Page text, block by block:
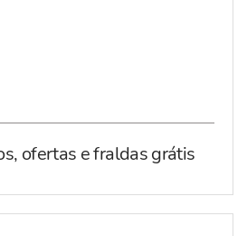
ofertas e fraldas grátis